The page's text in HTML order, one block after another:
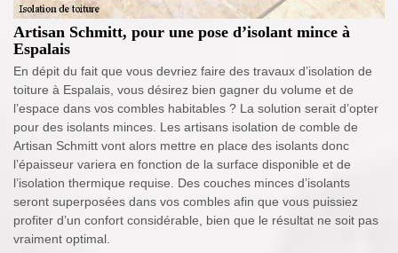
Artisan Schmitt, pour une pose d’isolant mince à
Espalais
En dépit du fait que vous devriez faire des travaux d’isolation de
toiture à Espalais, vous désirez bien gagner du volume et de
l’espace dans vos combles habitables ? La solution serait d’opter
pour des isolants minces. Les artisans isolation de comble de
Artisan Schmitt vont alors mettre en place des isolants donc
l’épaisseur variera en fonction de la surface disponible et de
l’isolation thermique requise. Des couches minces d’isolants
seront superposées dans vos combles afin que vous puissiez
profiter d’un confort considérable, bien que le résultat ne soit pas
vraiment optimal.